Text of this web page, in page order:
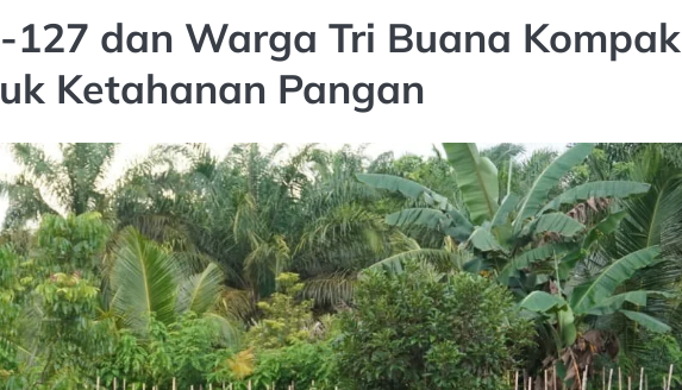
127 dan Warga Tri Buana Kompak
Ketahanan Pangan